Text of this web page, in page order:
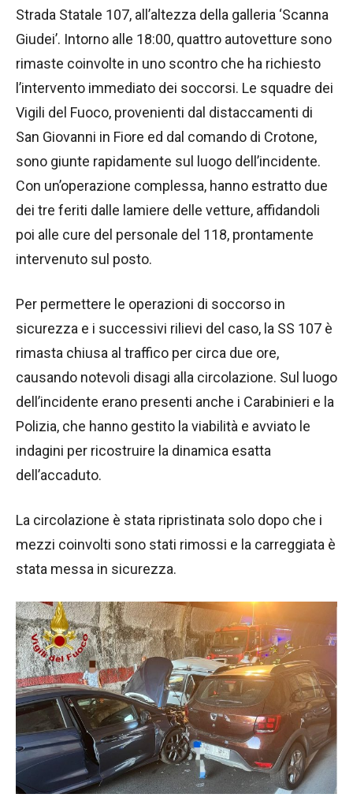
Strada Statale 107, all’altezza della galleria ‘Scanna
Giudei’. Intorno alle 18:00, quattro autovetture sono
rimaste coinvolte in uno scontro che ha richiesto
l’intervento immediato dei soccorsi. Le squadre dei
Vigili del Fuoco, provenienti dal distaccamenti di
San Giovanni in Fiore ed dal comando di Crotone,
sono giunte rapidamente sul luogo dell’incidente.
Con un’operazione complessa, hanno estratto due
dei tre feriti dalle lamiere delle vetture, affidandoli
poi alle cure del personale del 118, prontamente
intervenuto sul posto.
Per permettere le operazioni di soccorso in
sicurezza e i successivi rilievi del caso, la SS 107 è
rimasta chiusa al traffico per circa due ore,
causando notevoli disagi alla circolazione. Sul luogo
dell’incidente erano presenti anche i Carabinieri e la
Polizia, che hanno gestito la viabilità e avviato le
indagini per ricostruire la dinamica esatta
dell’accaduto.
La circolazione è stata ripristinata solo dopo che i
mezzi coinvolti sono stati rimossi e la carreggiata è
stata messa in sicurezza.